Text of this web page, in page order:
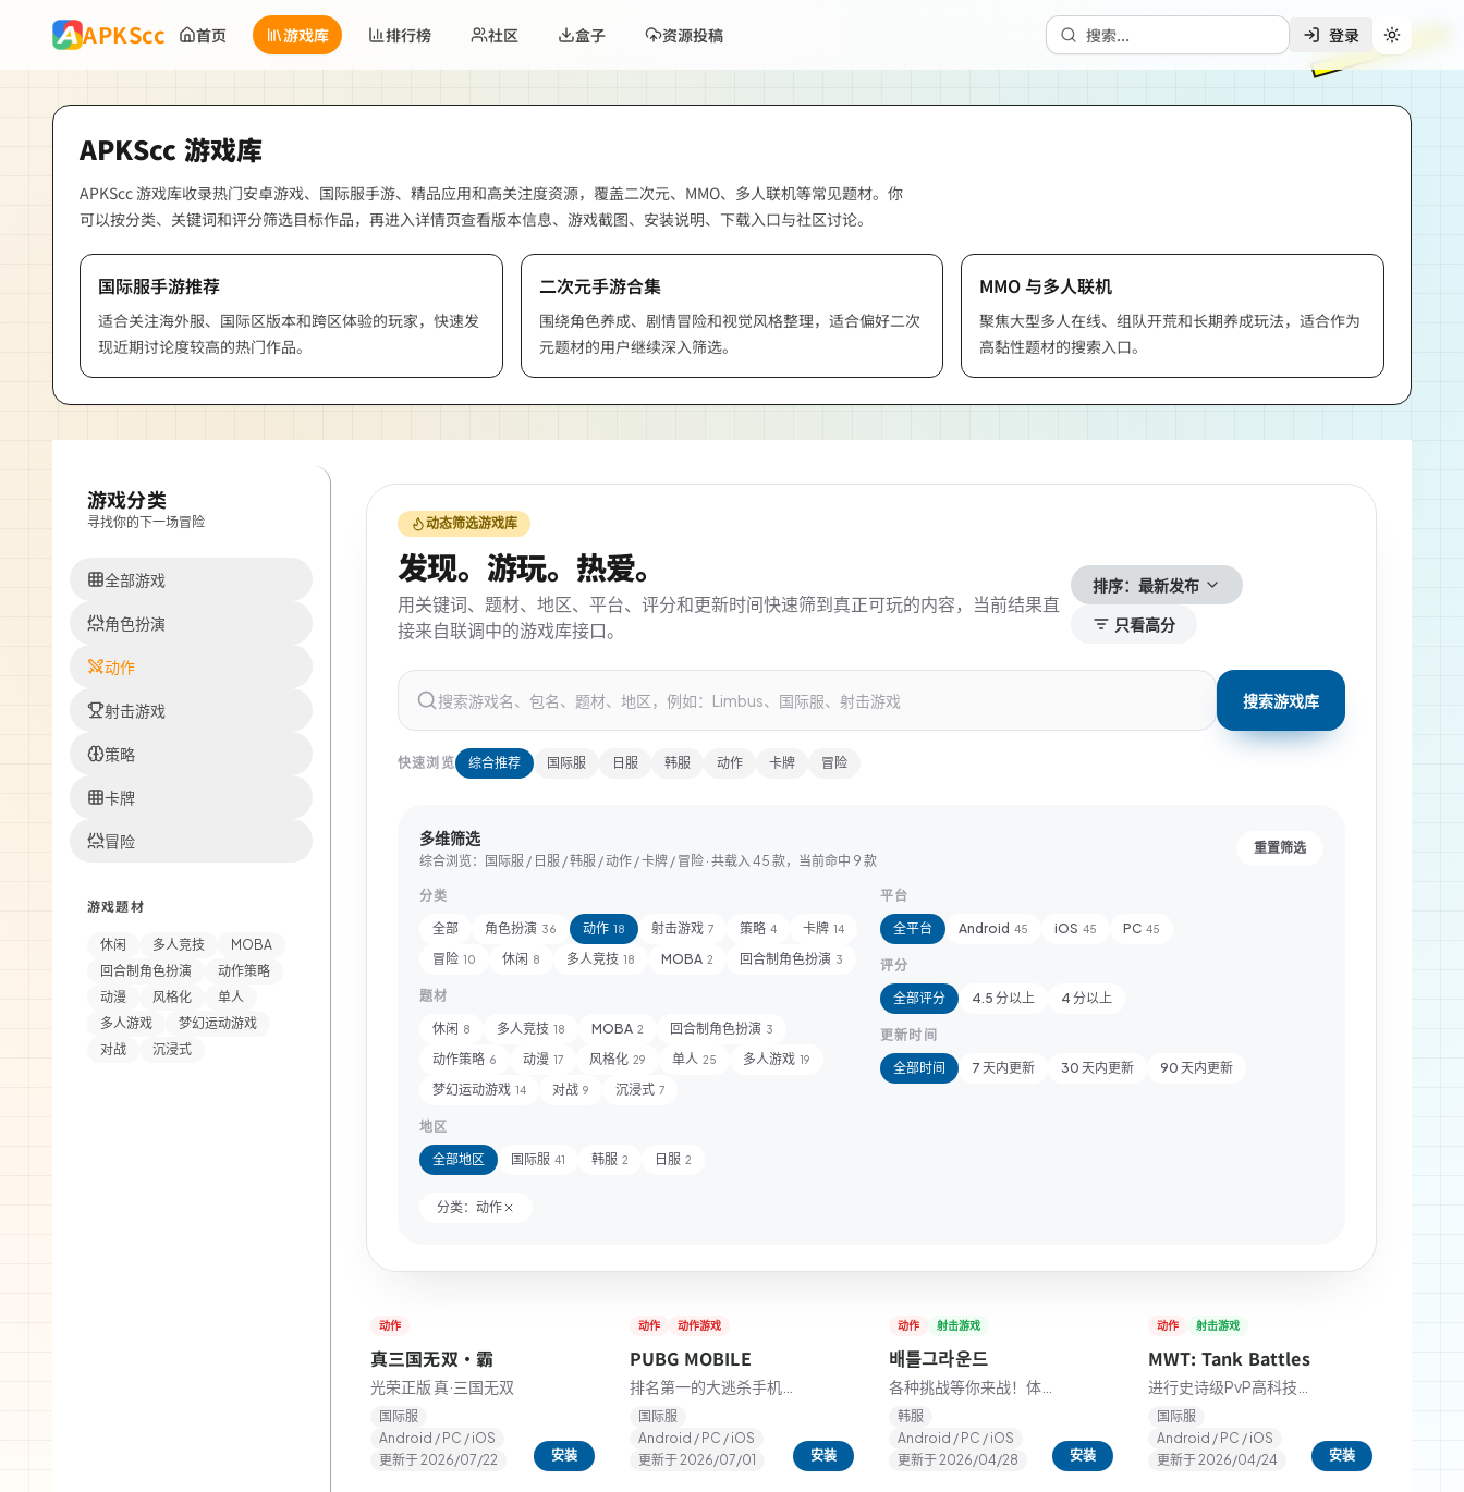
APKScc 首页 游戏库 排行榜 社区 盒子 资源投稿 搜索... 登录 切换主题
APKScc 游戏库
APKScc游戏库收录热门安卓游戏、国际服手游、精品应用和高关注度资源，覆盖二次元、MMO、多人联机等常见题材。你
可以按分类、关键词和评分筛选目标作品，再进入详情页查看版本信息、游戏截图、安装说明、下载入口与社区讨论。
国际服手游推荐
适合关注海外服、国际区版本和跨区体验的玩家，快速发
现近期讨论度较高的热门作品。
二次元手游合集
围绕角色养成、剧情冒险和视觉风格整理，适合偏好二次
元题材的用户继续深入筛选。
MMO 与多人联机
聚焦大型多人在线、组队开荒和长期养成玩法，适合作为
高黏性题材的搜索入口。
游戏分类
寻找你的下一场冒险
全部游戏
角色扮演
动作
射击游戏
策略
卡牌
冒险
游戏题材
休闲 多人竞技
MOBA
回合制角色扮演
动作策略
动漫
风格化
单人
多人游戏
梦幻运动游戏
对战
沉浸式
动态筛选游戏库
发现。游玩。热爱。
用关键词、题材、地区、平台、评分和更新时间快速筛到真正可玩的内容，当前结果直
接来自联调中的游戏库接口。
排序：最新发布
只看高分
搜索游戏库
快速浏览 综合推荐 国际服 日服 韩服 动作 卡牌 冒险
多维筛选
综合浏览：国际服 / 日服 / 韩服 / 动作 / 卡牌 / 冒险 · 共载入45 款，当前命中 9 款
重置筛选
分类
全部
角色扮演 36 动作 18 射击游戏 7 策略 4 卡牌 14
冒险 10 休闲 8 多人竞技 18 MOBA 2 回合制角色扮演 3
题材
休闲 8 多人竞技 18 MOBA 2 回合制角色扮演 3
动作策略 6 动漫 17 风格化 29 单人 25 多人游戏 19
梦幻运动游戏 14 对战 9 沉浸式 7
地区
全部地区
国际服 41 韩服 2 日服 2
平台
全平台
Android 45 iOS 45 PC 45
评分
全部评分
4.5 分以上 4 分以上
更新时间
全部时间
7 天内更新 30 天内更新 90 天内更新
分类： 动作
动作
真三国无双・霸
光荣正版 真·三国无双
国际服
Android / PC / iOS
更新于2026/07/22 安装
动作 动作游戏
PUBG MOBILE
排名第一的大逃杀手机
游戏! 全球超过十亿竞技
玩家首选!
国际服
Android / PC / iOS
更新于2026/07/01 安装
动作 射击游戏
배틀그라운드
各种挑战等你来战！体
验奥林匹斯主题模式的
独特战斗！
韩服
Android / PC / iOS
更新于2026/04/28 安装
动作 射击游戏
MWT: Tank Battles
进行史诗级PvP高科技
坦克大战，还有无人机
与战机！
国际服
Android / PC / iOS
更新于2026/04/24 安装